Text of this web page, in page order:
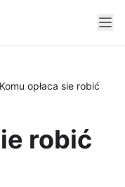
Komu opłaca sie robić
robić